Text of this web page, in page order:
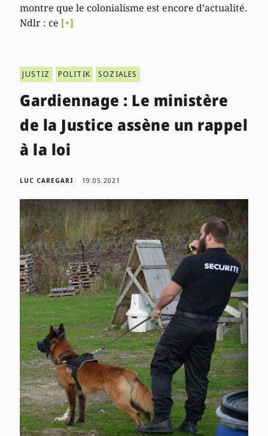
montre que le colonialisme est encore d’actualité.
Ndlr : ce [+]
JUSTIZ POLITIK SOZIALES
Gardiennage : Le ministère
de la Justice assène un rappel
à la loi
LUC CAREGARI 19.05.2021